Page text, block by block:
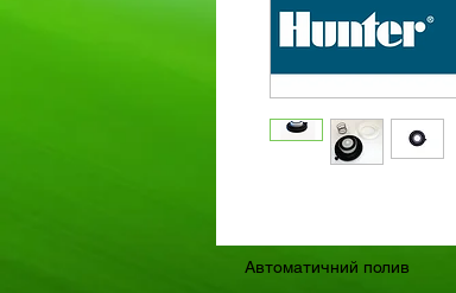
Автоматичний полив